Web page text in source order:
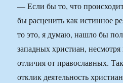
— Если бы то, что
бы расценить как истинное
то это, я думаю, нашло бы
западных христиан,
отличия от православных.
отклик деятельность